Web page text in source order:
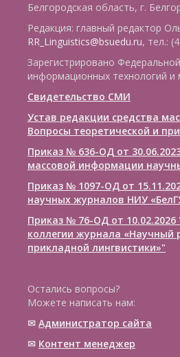
Белгородская область, г.
Редакция: главный редактор
RR_Linguistics@bsuedu.ru, тел.:
Зарегистрировано
информационных технологий
Свидетельство СМИ
Устав редакции средства
Вопросы теоретической и
Приказ № 636-ОД от
массовой информации
Приказ № 1097-ОД от
научных журналов НИУ
Приказ № 76-ОД от
коллегии журнала «Научный
прикладной лингвистики»"
Остались вопросы?
Можете написать нам:
✉ Администратор сайта
✉ Контент менеджер